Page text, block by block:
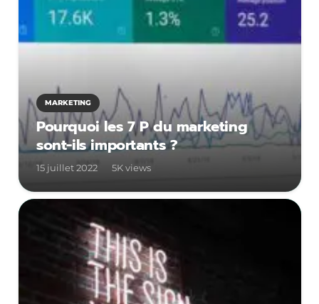
MARKETING
Pourquoi les 7 P du marketing
sont-ils importants ?
15 juillet 2022 5Kviews